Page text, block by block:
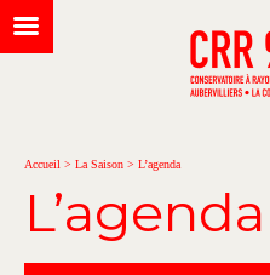
Accueil > La Saison > L’agenda
L’agenda